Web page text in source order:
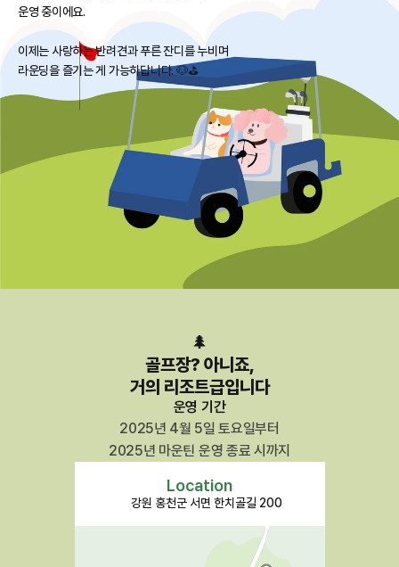
운영 중이에요.
이제는 사랑하는 반려견과 푸른 잔디를 누비며
라운딩을 즐기는 게 가능하답니다. 🐶⛳
🌲
골프장? 아니죠,
거의 리조트급입니다
운영 기간
2025년 4월 5일 토요일부터
2025년 마운틴 운영 종료 시까지
Location
강원 홍천군 서면 한치골길 200